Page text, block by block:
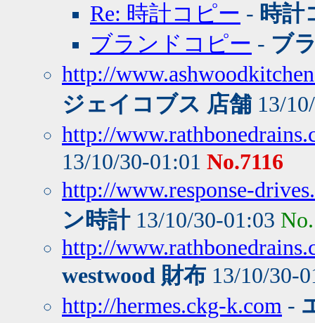
Re: 時計コピー - 時計
ブランドコピー - ブ
http://
ジェイコブス 店舗 13/
http://
13/10/30-01:01 No.7116
http://www.response-
ン時計13/10/30-01:03
http://
westwood 財布 13/10/30-
http://hermes.ckg-k.com -